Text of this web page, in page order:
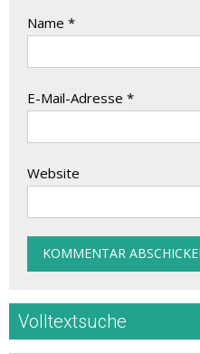
Name *
E-Mail-Adresse *
Website
Volltextsuche